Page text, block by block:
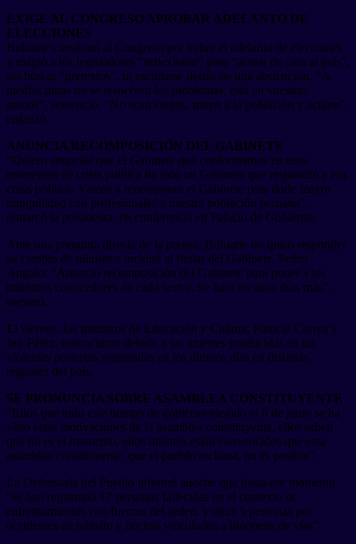
EXIGE AL CONGRESO APROBAR ADELANTO DE
ELECCIONES
Boluarte cuestionó al Congreso por trabar el adelanto de elecciones
y exigió a los legisladores “reflexionar” para “actuar de cara al país”,
sin buscar “pretextos”, ni escudarse detrás de una abstención. “A
medias tintas no se resuelven los problemas, está en vuestras
manos”, sentenció. “No sean ciegos, miren a la población y actúen”,
enfatizó.
ANUNCIA RECOMPOSICIÓN DEL GABINETE
“Quiero anunciar que el Gabinete que conformamos en esos
momentos de crisis política ha sido un Gabinete que respondió a esa
crisis política. Vamos a recomponer el Gabinete para darle mayor
tranquilidad con profesionales a nuestra población peruana”,
remarcó la presidenta, en conferencia en Palacio de Gobierno.
Ante una pregunta directa de la prensa, Boluarte no quiso responder
su cambio de ministros incluirá al titular del Gabinete, Pedro
Angulo: “Anuncio recomposición del Gabinete para poner a los
ministros conocedores de cada sector. Se hará en unos días más”,
aseveró.
El viernes, los ministros de Educación y Cultura, Patricia Correa y
Jair Pérez, renunciaron debido a las muertes producidas en las
violentas protestas registradas en los últimos días en distintas
regiones del país.
SE PRONUNCIA SOBRE ASAMBLEA CONSTITUYENTE
“Ellos que todo este tiempo de gobierno elegido el 6 de junio se ha
visto estas motivaciones de la asamblea constituyente, ellos saben
que no es el momento, ellos mismos están convencidos que esta
asamblea constituyente, que el pueblo reclama, no es posible”.
La Defensoría del Pueblo informó anoche que hasta ese momento
“se han registrado 17 personas fallecidas en el contexto de
enfrentamientos con fuerzas del orden, y otras 5 personas por
accidentes de tránsito y hechos vinculados a bloqueos de vías”.